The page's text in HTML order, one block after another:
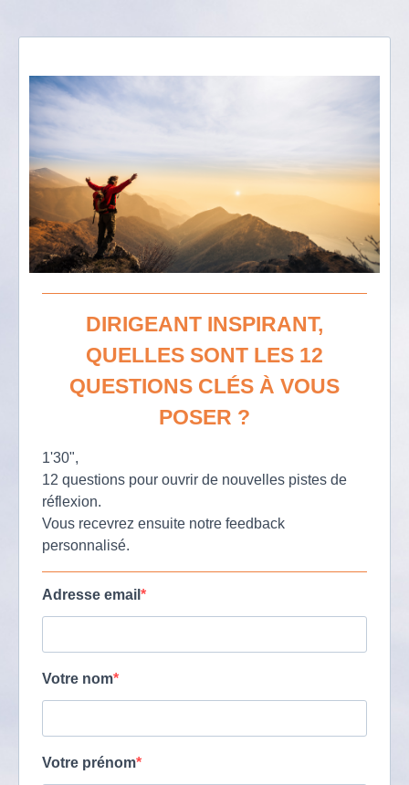
DIRIGEANT INSPIRANT,
QUELLES SONT LES 12
QUESTIONS CLÉS À VOUS
POSER ?
1'30",
12 questions pour ouvrir de nouvelles pistes de
réflexion.
Vous recevrez ensuite notre feedback
personnalisé.
Adresse email
Votre nom
Votre prénom